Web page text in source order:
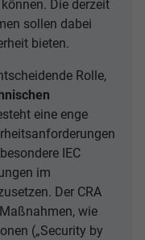
Die derzeit
sollen dabei
bieten.
Rolle,
eine enge
IEC
im
Der CRA
wie
(„Security by